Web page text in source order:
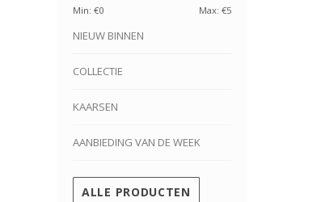
Min: €0 Max: €5
NIEUW BINNEN
COLLECTIE
KAARSEN
AANBIEDING VAN DE WEEK
ALLE PRODUCTEN